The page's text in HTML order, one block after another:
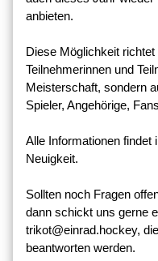
anbieten.
Diese Möglichkeit
Teilnehmerinnen und
Meisterschaft, sondern
Spieler, Angehörige,
Alle Informationen findet
Neuigkeit.
Sollten noch Fragen
dann schickt uns gerne
trikot@einrad.hockey,
beantworten werden.